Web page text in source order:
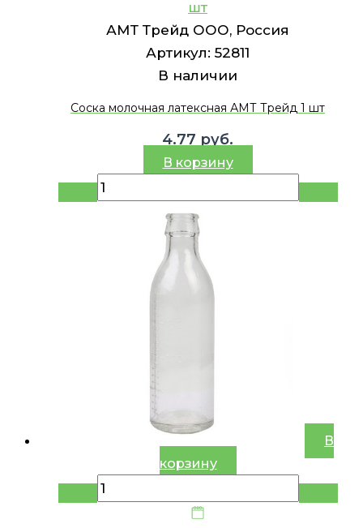
шт
АМТ Трейд ООО, Россия
Артикул: 52811
В наличии
Соска молочная латексная АМТ Трейд 1 шт
4.77 руб.
В корзину
В
корзину